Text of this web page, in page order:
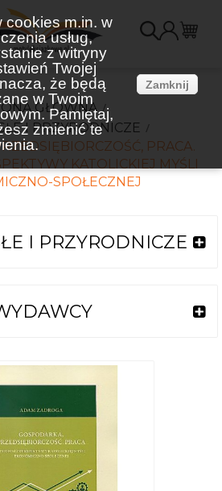
cookies m.in. w
usług,
z witryny
Twojej
że będą
w Twoim
Pamiętaj,
zmienić te
Zamknij
GŁÓWNA
I PRZYRODNICZE
PRACA.
KATOLICKIEJ MYŚLI
SPOŁECZNEJ
I PRZYRODNICZE